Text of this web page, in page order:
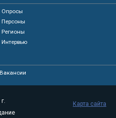
Опросы
Персоны
Регионы
Интервью
Вакансии
Карта сайта